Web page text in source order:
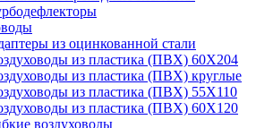
из оцинкованной стали
из пластика (ПВХ) 60Х204
из пластика (ПВХ) круглые
из пластика (ПВХ) 55Х110
из пластика (ПВХ) 60Х120
воздуховоды